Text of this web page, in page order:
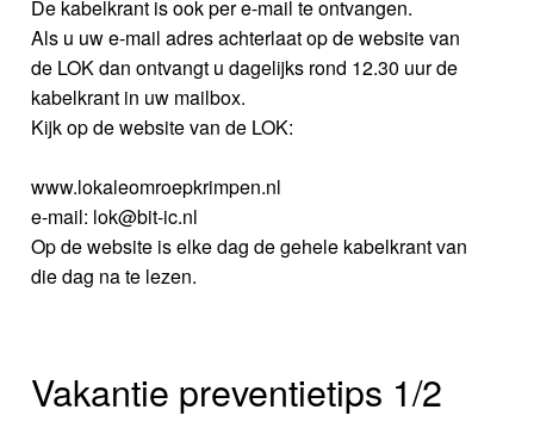
De kabelkrant is ook per e-mail te ontvangen.
Als u uw e-mail adres achterlaat op de website van
de LOK dan ontvangt u dagelijks rond 12.30 uur de
kabelkrant in uw mailbox.
Kijk op de website van de LOK:
www.lokaleomroepkrimpen.nl
e-mail: lok@bit-ic.nl
Op de website is elke dag de gehele kabelkrant van
die dag na te lezen.
Vakantie preventietips 1/2